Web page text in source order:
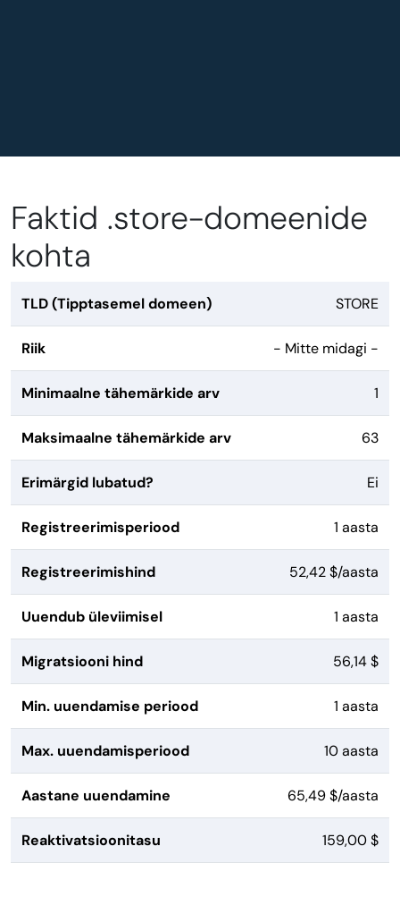
Faktid .store-domeenide
kohta
TLD (Tipptasemel domeen) STORE
Riik - Mitte midagi -
Minimaalne tähemärkide arv 1
Maksimaalne tähemärkide arv 63
Erimärgid lubatud? Ei
Registreerimisperiood 1 aasta
Registreerimishind 52,42 $/aasta
Uuendub üleviimisel 1 aasta
Migratsiooni hind 56,14 $
Min. uuendamise periood 1 aasta
Max. uuendamisperiood 10 aasta
Aastane uuendamine 65,49 $/aasta
Reaktivatsioonitasu 159,00 $